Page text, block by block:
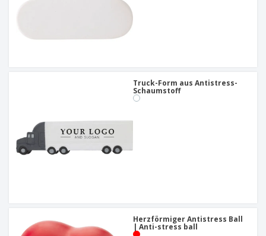
Truck-Form aus Antistress-
Schaumstoff
Herzförmiger Antistress Ball
| Anti-stress ball